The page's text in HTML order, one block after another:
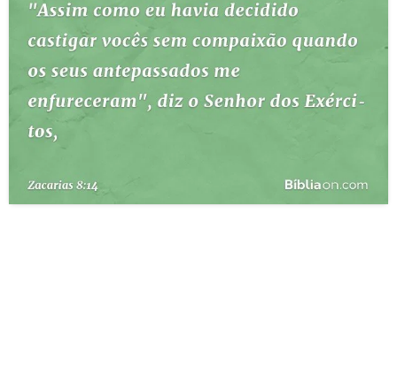
ESBOÇOS DE PREGAÇÃO
TEMAS
PERGUNTE À BÍBLIA
QUEM SOMOS